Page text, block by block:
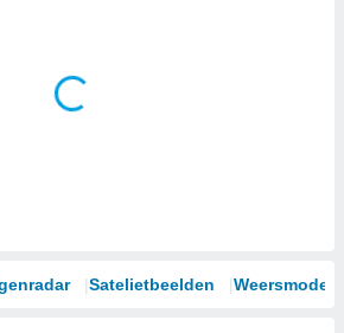
Satelietbeelden